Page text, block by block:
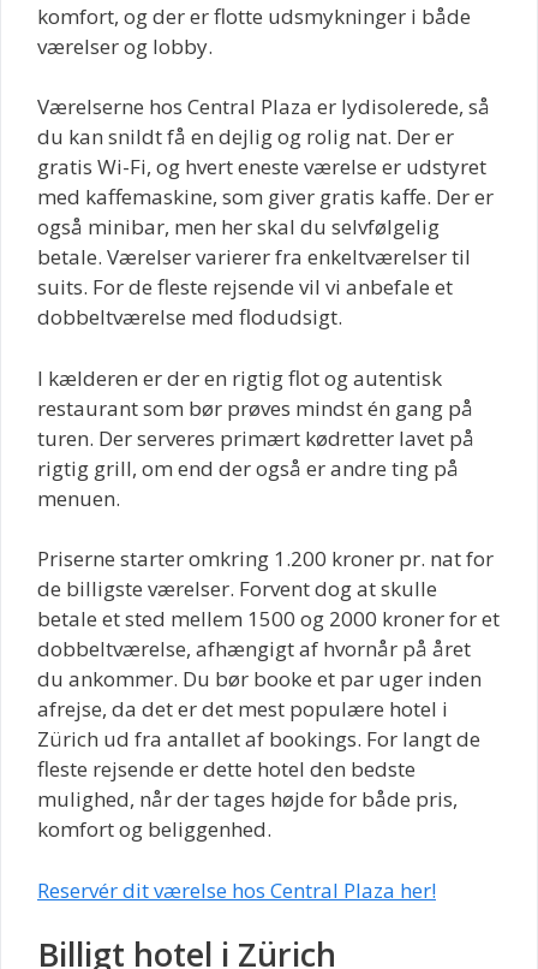
komfort, og der er flotte udsmykninger i både
værelser og lobby.
Værelserne hos Central Plaza er lydisolerede, så
du kan snildt få en dejlig og rolig nat. Der er
gratis Wi-Fi, og hvert eneste værelse er udstyret
med kaffemaskine, som giver gratis kaffe. Der er
også minibar, men her skal du selvfølgelig
betale. Værelser varierer fra enkeltværelser til
suits. For de fleste rejsende vil vi anbefale et
dobbeltværelse med flodudsigt.
I kælderen er der en rigtig flot og autentisk
restaurant som bør prøves mindst én gang på
turen. Der serveres primært kødretter lavet på
rigtig grill, om end der også er andre ting på
menuen.
Priserne starter omkring 1.200 kroner pr. nat for
de billigste værelser. Forvent dog at skulle
betale et sted mellem 1500 og 2000 kroner for et
dobbeltværelse, afhængigt af hvornår på året
du ankommer. Du bør booke et par uger inden
afrejse, da det er det mest populære hotel i
Zürich ud fra antallet af bookings. For langt de
fleste rejsende er dette hotel den bedste
mulighed, når der tages højde for både pris,
komfort og beliggenhed.
Reservér dit værelse hos Central Plaza her!
Billigt hotel i Zürich